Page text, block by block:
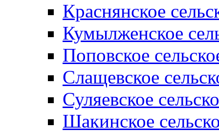
Краснянское
Кумылженское
Поповское
Слащевское
Суляевское
Шакинское